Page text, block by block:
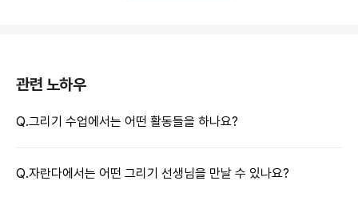
관련 노하우
Q.그리기 수업에서는 어떤 활동들을 하나요?
Q.자란다에서는 어떤 그리기 선생님을 만날 수 있나요?